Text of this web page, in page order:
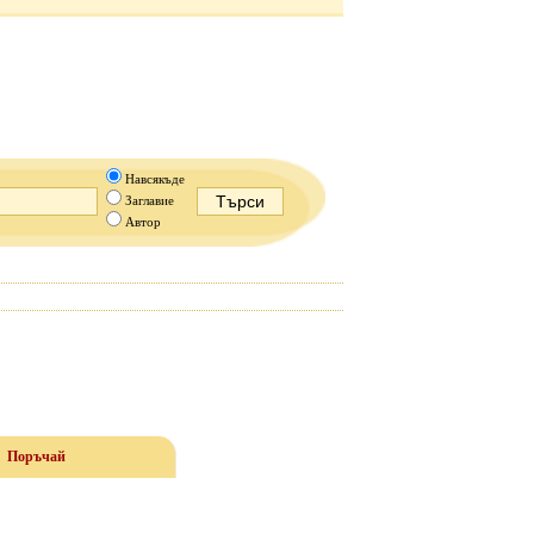
Навсякъде
Заглавие
Автор
Поръчай